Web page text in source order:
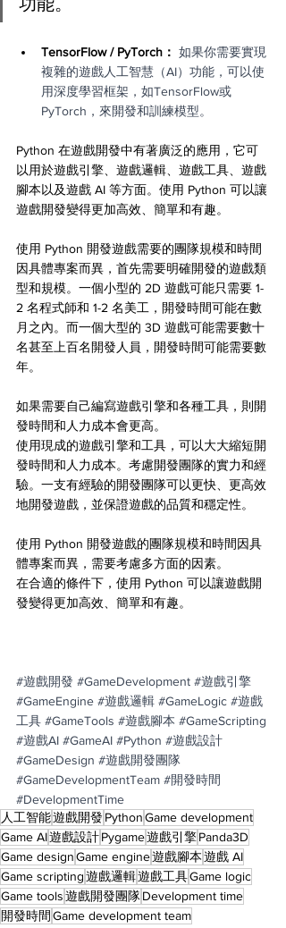
TensorFlow / PyTorch： 如果你需要實現
複雜的遊戲人工智慧（AI）功能，可以使
用深度學習框架，如TensorFlow或
PyTorch，來開發和訓練模型。
Python 在遊戲開發中有著廣泛的應用，它可
以用於遊戲引擎、遊戲邏輯、遊戲工具、遊戲
腳本以及遊戲 AI 等方面。使用 Python 可以讓
遊戲開發變得更加高效、簡單和有趣。
使用 Python 開發遊戲需要的團隊規模和時間
因具體專案而異，首先需要明確開發的遊戲類
型和規模。一個小型的 2D 遊戲可能只需要 1-
2 名程式師和 1-2 名美工，開發時間可能在數
月之內。而一個大型的 3D 遊戲可能需要數十
名甚至上百名開發人員，開發時間可能需要數
年。
如果需要自己編寫遊戲引擎和各種工具，則開
發時間和人力成本會更高。
使用現成的遊戲引擎和工具，可以大大縮短開
發時間和人力成本。考慮開發團隊的實力和經
驗。一支有經驗的開發團隊可以更快、更高效
地開發遊戲，並保證遊戲的品質和穩定性。
使用 Python 開發遊戲的團隊規模和時間因具
體專案而異，需要考慮多方面的因素。
在合適的條件下，使用 Python 可以讓遊戲開
發變得更加高效、簡單和有趣。
#遊戲開發 #GameDevelopment #遊戲引擎
#GameEngine #遊戲邏輯 #GameLogic #遊戲
工具 #GameTools #遊戲腳本 #GameScripting
#遊戲AI #GameAI #Python #遊戲設計
#GameDesign #遊戲開發團隊
#GameDevelopmentTeam #開發時間
#DevelopmentTime
人工智能遊戲開發 PythonGame development
Game AI遊戲設計Pygame遊戲引擎Panda3D
Game designGame engine遊戲腳本遊戲 AI
Game scripting遊戲邏輯遊戲工具Game logic
Game tools遊戲開發團隊Development time
開發時間 Game development team